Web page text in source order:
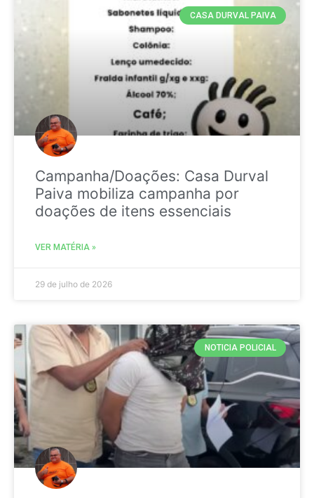
CASA DURVAL PAIVA
Campanha/Doações: Casa Durval
Paiva mobiliza campanha por
doações de itens essenciais
VER MATÉRIA »
29 de julho de 2026
NOTICIA POLICIAL